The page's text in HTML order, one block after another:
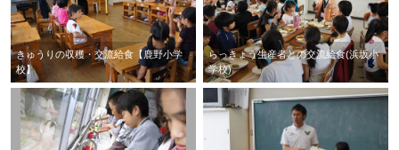
きゅうりの収穫・交流給食【鹿野小学
校】
らっきょう生産者との交流給食(浜坂小
学校)